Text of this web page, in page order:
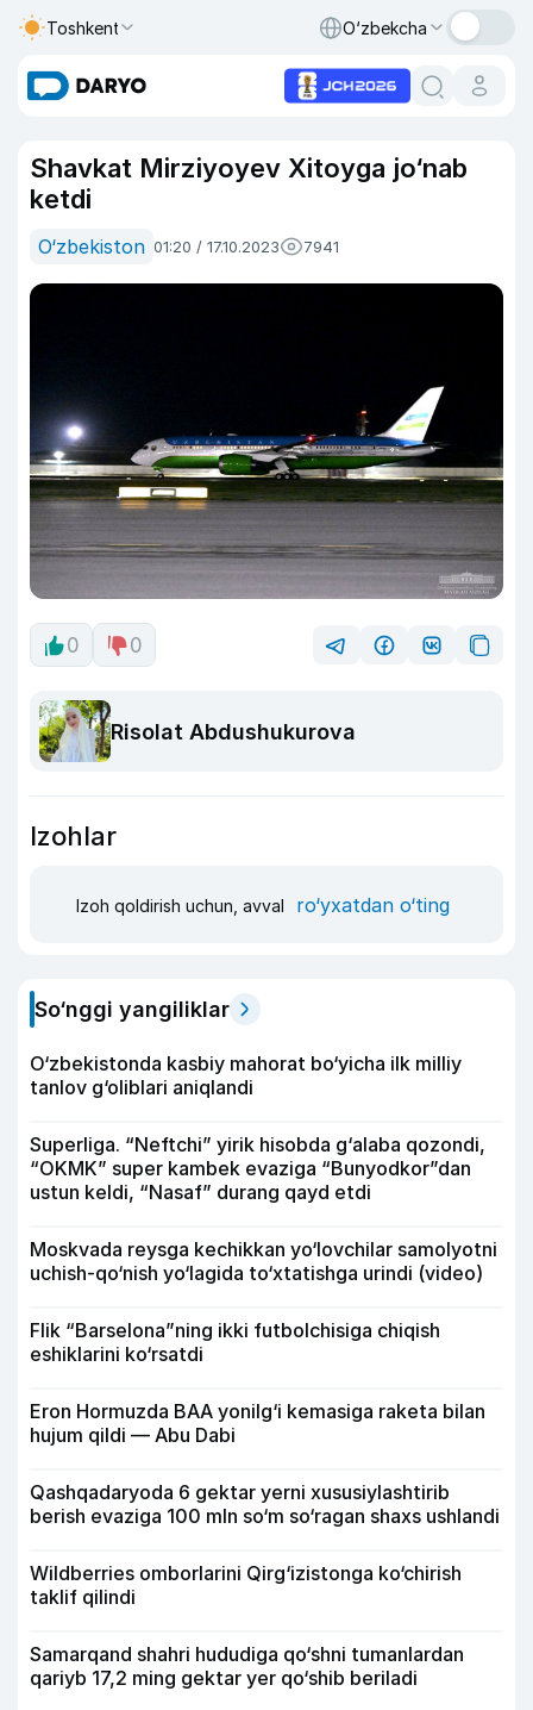
Toshkent O‘zbekcha
Shavkat Mirziyoyev Xitoyga jo‘nab
ketdi
O‘zbekiston 01:20 / 17.10.2023 7941
0 0
Risolat Abdushukurova
Izohlar
Izoh qoldirish uchun, avval ro‘yxatdan o‘ting
So‘nggi yangiliklar
O‘zbekistonda kasbiy mahorat bo‘yicha ilk milliy
tanlov g‘oliblari aniqlandi
Superliga. “Neftchi” yirik hisobda g‘alaba qozondi,
“OKMK” super kambek evaziga “Bunyodkor”dan
ustun keldi, “Nasaf” durang qayd etdi
Moskvada reysga kechikkan yo‘lovchilar samolyotni
uchish-qo‘nish yo‘lagida to‘xtatishga urindi (video)
Flik “Barselona”ning ikki futbolchisiga chiqish
eshiklarini ko‘rsatdi
Eron Hormuzda BAA yonilg‘i kemasiga raketa bilan
hujum qildi — Abu Dabi
Qashqadaryoda 6 gektar yerni xususiylashtirib
berish evaziga 100 mln so‘m so‘ragan shaxs ushlandi
Wildberries omborlarini Qirg‘izistonga ko‘chirish
taklif qilindi
Samarqand shahri hududiga qo‘shni tumanlardan
qariyb 17,2 ming gektar yer qo‘shib beriladi